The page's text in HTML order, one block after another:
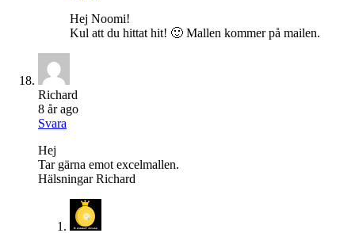
Hej Noomi!
Kul att du hittat hit! 🙂 Mallen kommer på mailen.
Richard
8 år ago
Svara
Hej
Tar gärna emot excelmallen.
Hälsningar Richard